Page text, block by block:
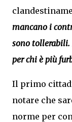
mancano i
sono tollerabili.
per chi è più
Il primo
notare che
norme per